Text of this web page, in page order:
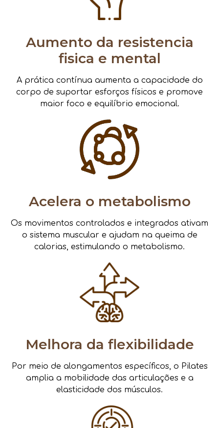
Aumento da resistencia
fisica e mental
A prática contínua aumenta a capacidade do
corpo de suportar esforços físicos e promove
maior foco e equilíbrio emocional.
Acelera o metabolismo
Os movimentos controlados e integrados ativam
o sistema muscular e ajudam na queima de
calorias, estimulando o metabolismo.
Melhora da flexibilidade
Por meio de alongamentos específicos, o Pilates
amplia a mobilidade das articulações e a
elasticidade dos músculos.